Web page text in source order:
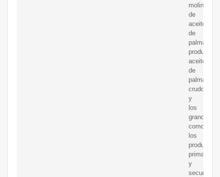
molino
de
aceite
de
palma
produce
aceite
de
palma
crudo
y
los
granos
como
los
productos
primarios
y